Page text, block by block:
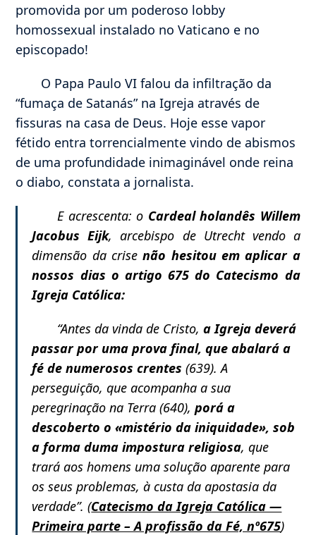
promovida por um poderoso lobby
homossexual instalado no Vaticano e no
episcopado!
O Papa Paulo VI falou da infiltração da
“fumaça de Satanás” na Igreja através de
fissuras na casa de Deus. Hoje esse vapor
fétido entra torrencialmente vindo de abismos
de uma profundidade inimaginável onde reina
o diabo, constata a jornalista.
E acrescenta: o Cardeal holandês Willem
Jacobus Eijk, arcebispo de Utrecht vendo a
dimensão da crisenão hesitou em aplicar a
nossos dias o artigo 675 do Catecismo da
Igreja Católica:
“Antes da vinda de Cristo,a Igreja deverá
passar por uma prova final, que abalará a
fé de numerosos crentes(639). A
perseguição, que acompanha a sua
peregrinação na Terra (640),porá a
descoberto o «mistério da iniquidade», sob
a forma duma impostura religiosa, que
trará aos homens uma solução aparente para
os seus problemas, à custa da apostasia da
verdade”. (Catecismo da Igreja Católica —
Primeira parte – A profissão da Fé, nº675)